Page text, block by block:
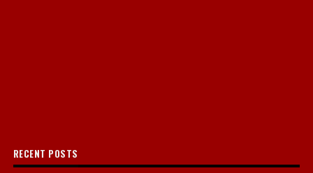
RECENT POSTS